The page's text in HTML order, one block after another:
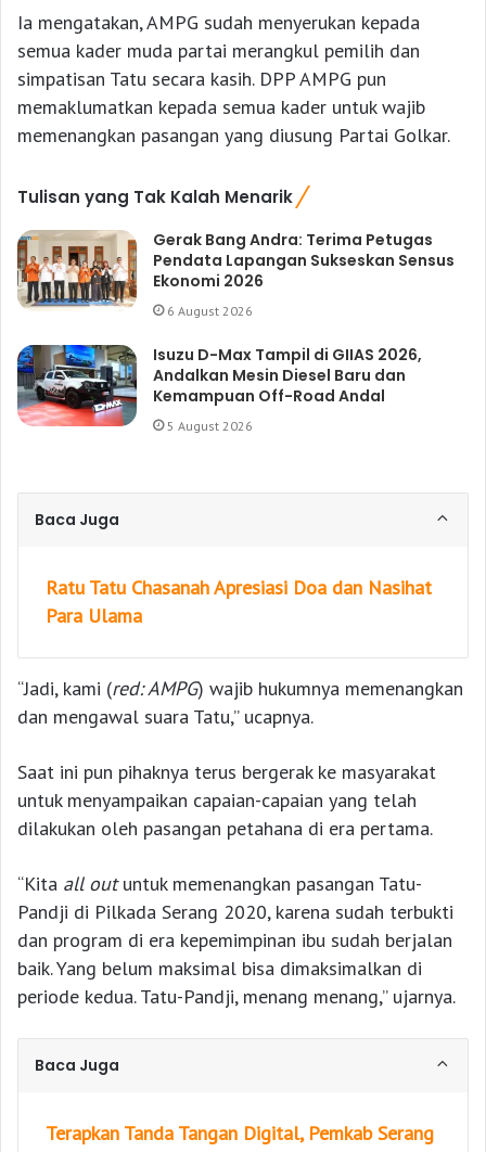
Ia mengatakan, AMPG sudah menyerukan kepada
semua kader muda partai merangkul pemilih dan
simpatisan Tatu secara kasih. DPP AMPG pun
memaklumatkan kepada semua kader untuk wajib
memenangkan pasangan yang diusung Partai Golkar.
Tulisan yang Tak Kalah Menarik
Gerak Bang Andra: Terima Petugas
Pendata Lapangan Sukseskan Sensus
Ekonomi 2026
6 August 2026
Isuzu D-Max Tampil di GIIAS 2026,
Andalkan Mesin Diesel Baru dan
Kemampuan Off-Road Andal
5 August 2026
Baca Juga
Ratu Tatu Chasanah Apresiasi Doa dan Nasihat
Para Ulama
“Jadi, kami (red:AMPG) wajib hukumnya memenangkan
dan mengawal suara Tatu,” ucapnya.
Saat ini pun pihaknya terus bergerak ke masyarakat
untuk menyampaikan capaian-capaian yang telah
dilakukan oleh pasangan petahana di era pertama.
“Kita all outuntuk memenangkan pasangan Tatu-
Pandji di Pilkada Serang 2020, karena sudah terbukti
dan program di era kepemimpinan ibu sudah berjalan
baik. Yang belum maksimal bisa dimaksimalkan di
periode kedua. Tatu-Pandji, menang menang,” ujarnya.
Baca Juga
Terapkan Tanda Tangan Digital, Pemkab Serang